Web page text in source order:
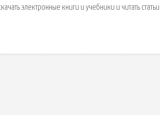
электронные книги и учебники и читать статьи